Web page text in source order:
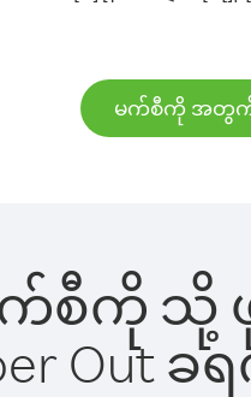
မက်စီကို အတွက်
မက်စီကို
Out ခ